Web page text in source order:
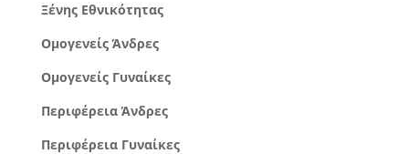
Ξένης Εθνικότητας
Ομογενείς Άνδρες
Ομογενείς Γυναίκες
Περιφέρεια Άνδρες
Περιφέρεια Γυναίκες